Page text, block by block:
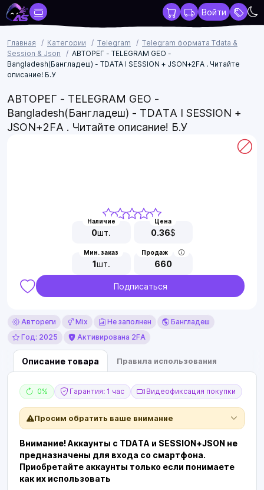
Войти
Главная Категории Telegram
Telegram формата Tdata &
Session & Json
АВТОРЕГ - TELEGRAM GEO -
Bangladesh(Бангладеш) - TDATA I SESSION + JSON+2FA . Читайте
описание! Б.У
АВТОРЕГ - TELEGRAM GEO -
Bangladesh(Бангладеш) - TDATA I SESSION +
JSON+2FA . Читайте описание! Б.У
Наличие
0шт.
Цена
0.36$
Мин. заказ
1шт.
Продаж
660
Подписаться
Автореги Mix Не заполнен
Бангладеш
Год: 2025
Активирована 2FA
Описание товара Правила использования
0% Гарантия: 1 час Видеофиксация покупки
Просим обратить ваше внимание
Внимание! Аккаунты с TDATA и SESSION+JSON не
предназначены для входа со смартфона.
Приобретайте аккаунты только если понимаете
как их использовать